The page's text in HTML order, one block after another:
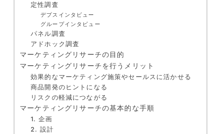
定性調査
デプスインタビュー
グループインタビュー
パネル調査
アドホック調査
マーケティングリサーチの目的
マーケティングリサーチを行うメリット
効果的なマーケティング施策やセールスに活かせる
商品開発のヒントになる
リスクの軽減につながる
マーケティングリサーチの基本的な手順
1. 企画
2. 設計